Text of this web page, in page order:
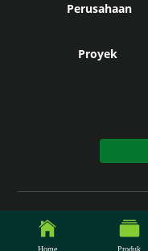
Perusahaan
Proyek
© Copyright Futago
Powered by Fikky Power.
Home Produk